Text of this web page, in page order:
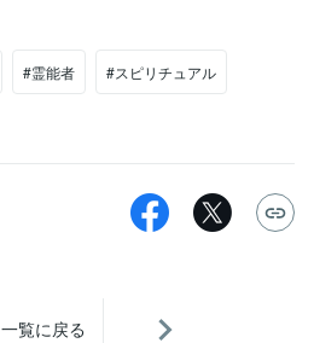
#霊能者 #スピリチュアル
一覧に戻る